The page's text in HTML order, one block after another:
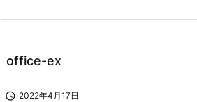
office-ex
 2022年4月17日